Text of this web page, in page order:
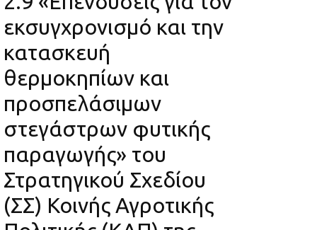
εκσυγχρονισμό και την
κατασκευή
θερμοκηπίων και
προσπελάσιμων
στεγάστρων φυτικής
παραγωγής» του
Στρατηγικού Σχεδίου
(ΣΣ) Κοινής Αγροτικής